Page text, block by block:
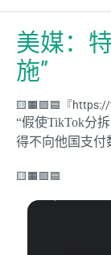
美媒：
施”
🟨🟧🟩🟦『
“假使TikTok分
得不向他国支付
🟨🟧🟩🟦